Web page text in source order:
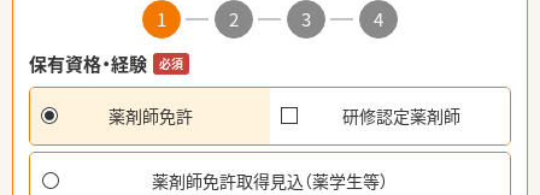
1 2 3
4
保有資格・経験
必須
薬剤師免許 研修認定薬剤師
薬剤師免許取得見込（薬学生等）